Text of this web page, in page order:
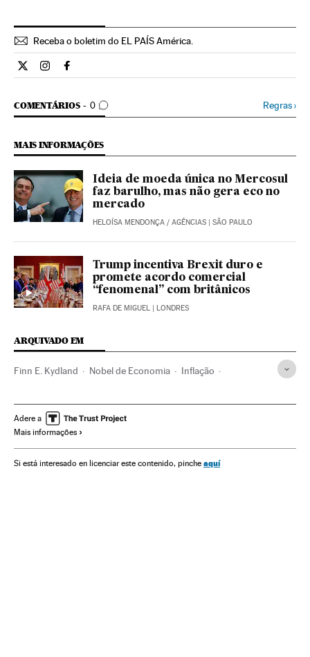
Receba o boletim do EL PAÍS América.
Economia El País Brasil en Twitter
Economia El País Brasil en Instagram
Economia El País Brasil en Facebook
COMENTÁRIOS 0
COMENTÁRIOS Regras›
MAIS INFORMAÇÕES
Ideia de moeda única no Mercosul
faz barulho, mas não gera eco no
mercado
HELOÍSA MENDONÇA / AGÊNCIAS | SÃO PAULO
Trump incentiva Brexit duro e
promete acordo comercial
“fenomenal” com britânicos
RAFA DE MIGUEL | LONDRES
ARQUIVADO EM
Finn E. Kydland Nobel de Economia Inflação
Prêmios ciência Donald Trump
Prêmios Nobel
Organismos econômicos Prêmios Eventos Comércio
Adere a
Mais informações
Si está interesado en licenciar este contenido, pinche aquí